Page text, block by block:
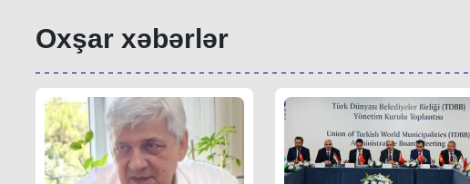
Oxşar xəbərlər